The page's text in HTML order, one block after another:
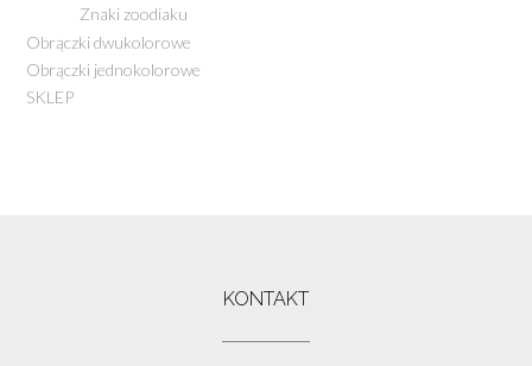
Znaki zoodiaku
Obrączki dwukolorowe
Obrączki jednokolorowe
SKLEP
KONTAKT